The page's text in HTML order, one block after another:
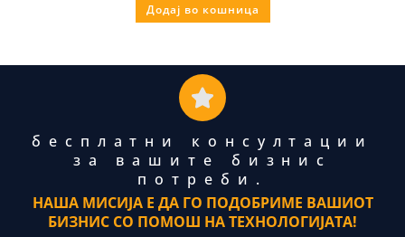
Додај во кошница
бесплатни консултации
за вашите бизнис
потреби.
НАША МИСИЈА Е ДА ГО ПОДОБРИМЕ ВАШИОТ
БИЗНИС СО ПОМОШ НА ТЕХНОЛОГИЈАТА!